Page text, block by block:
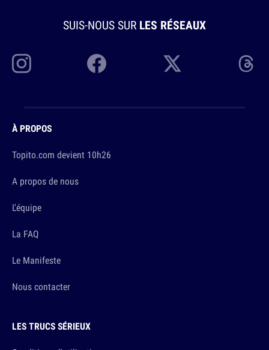
SUIS-NOUS SUR LES RÉSEAUX
À PROPOS
Topito.com devient 10h26
A propos de nous
L'équipe
La FAQ
Le Manifeste
Nous contacter
LES TRUCS SÉRIEUX